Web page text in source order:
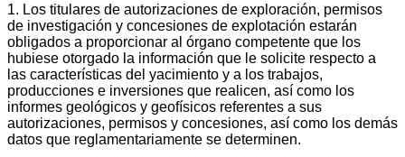
1. Los titulares de autorizaciones de exploración, permisos
de investigación y concesiones de explotación estarán
obligados a proporcionar al órgano competente que los
hubiese otorgado la información que le solicite respecto a
las características del yacimiento y a los trabajos,
producciones e inversiones que realicen, así como los
informes geológicos y geofísicos referentes a sus
autorizaciones, permisos y concesiones, así como los demás
datos que reglamentariamente se determinen.